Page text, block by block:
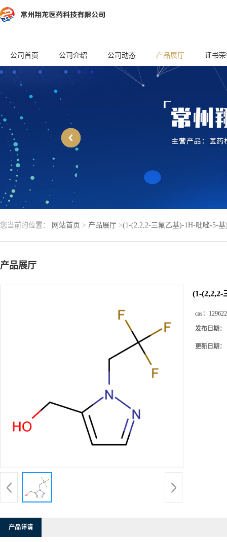
公司首页 公司介绍 公司动态 产品展厅 证书
您当前的位置： 网站首页 > 产品展厅 >(1-(2,2,2-三氟乙基)-1H-吡唑-5-
产品展厅
(1-(2,2,2-
cas：
发布日期：
更新日期：
产品详请